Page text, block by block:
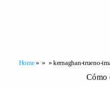
Cómo
Home» » » kernaghan-trueno-